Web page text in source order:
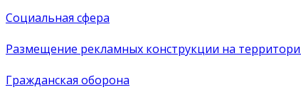
Социальная сфера
Размещение рекламных конструкции на
Гражданская оборона